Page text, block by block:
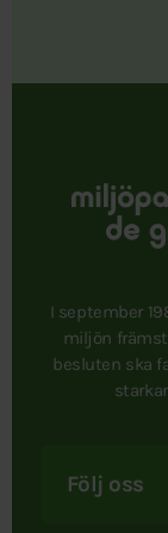
I september
miljön
besluten ska
Följ oss